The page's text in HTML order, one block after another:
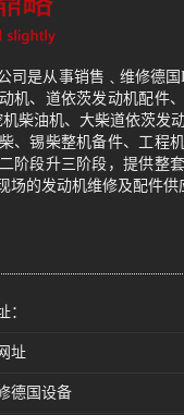
司是从事销售﹑维修德
机、道依茨发动机配件
柴油机、大柴道依茨发
、锡柴整机备件、工程
阶段升三阶段，提供整
场的发动机维修及配件供
：
址
德国设备